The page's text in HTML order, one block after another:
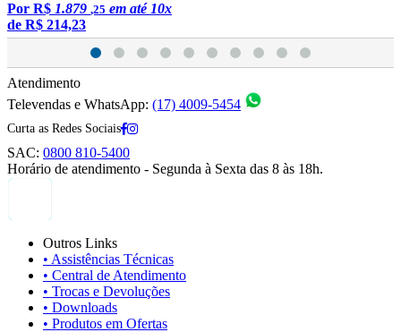
Por R$ 1.879 ,25 em até 10x
de R$ 214,23
Atendimento
Televendas e WhatsApp: (17) 4009-5454
Curta as Redes Sociais
SAC: 0800 810-5400
Horário de atendimento - Segunda à Sexta das 8 às 18h.
Outros Links
• Assistências Técnicas
• Central de Atendimento
• Trocas e Devoluções
• Downloads
• Produtos em Ofertas